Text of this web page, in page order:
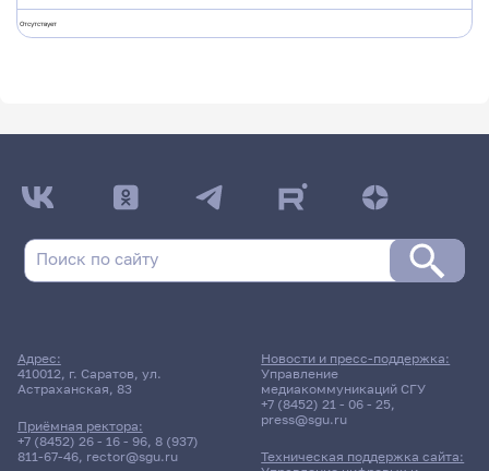
Отсутствует
Адрес:
410012, г. Саратов, ул.
Астраханская, 83
Приёмная ректора:
+7 (8452) 26 - 16 - 96, 8 (937)
811-67-46, rector@sgu.ru
Новости и пресс-поддержка:
Управление
медиакоммуникаций СГУ
+7 (8452) 21 - 06 - 25,
press@sgu.ru
Техническая поддержка сайта: